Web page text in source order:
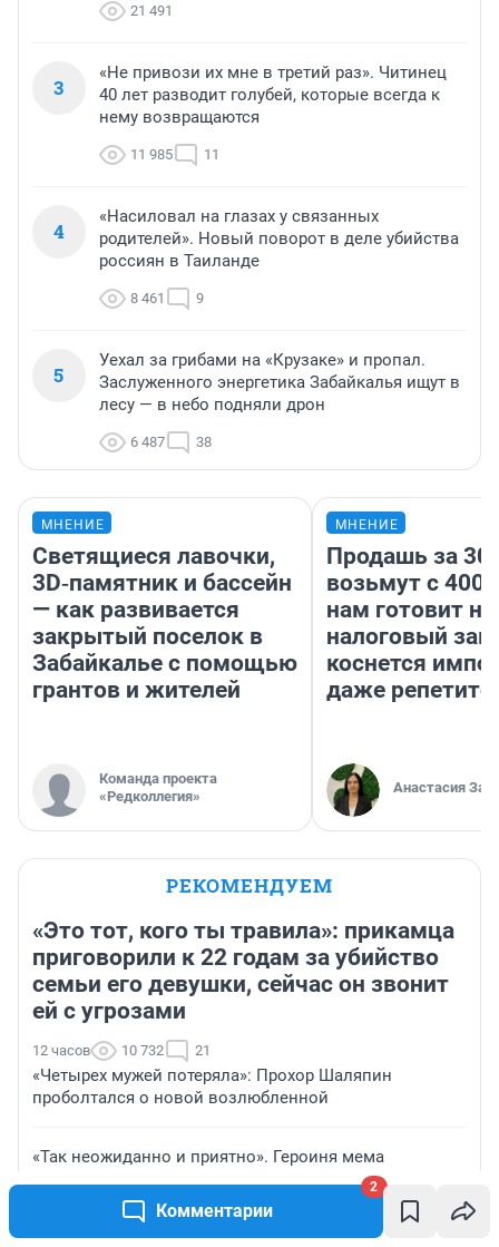
Комментарии
2
21 491
3
«Не привози их мне в третий раз». Читинец
40 лет разводит голубей, которые всегда к
нему возвращаются
11 985 11
4
«Насиловал на глазах у связанных
родителей». Новый поворот в деле убийства
россиян в Таиланде
8 461 9
5
Уехал за грибами на «Крузаке» и пропал.
Заслуженного энергетика Забайкалья ищут в
лесу — в небо подняли дрон
6 487 38
МНЕНИЕ
Светящиеся лавочки,
3D‑памятник и бассейн
— как развивается
закрытый поселок в
Забайкалье с помощью
грантов и жителей
Команда проекта
«Редколлегия»
МНЕНИЕ
Продашь за
возьмут с
нам готовит
налоговый
коснется
даже
Анастасия
РЕКОМЕНДУЕМ
«Это тот, кого ты травила»: прикамца
приговорили к 22 годам за убийство
семьи его девушки, сейчас он звонит
ей с угрозами
12 часов 10 732 21
«Четырех мужей потеряла»: Прохор Шаляпин
проболтался о новой возлюбленной
«Так неожиданно и приятно». Героиня мема
вспомнила о съемках с гуру пикапа в кафе
Владивостока